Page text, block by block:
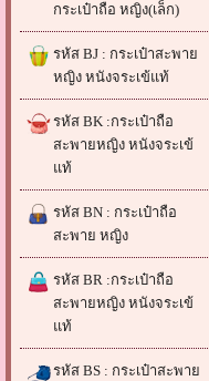
กระเป๋าถือ หญิง(เล็ก)
รหัส BJ : กระเป๋าสะพาย
หญิง หนังจระเข้แท้
รหัส BK :กระเป๋าถือ
สะพายหญิง หนังจระเข้
แท้
รหัส BN : กระเป๋าถือ
สะพาย หญิง
รหัส BR :กระเป๋าถือ
สะพายหญิง หนังจระเข้
แท้
รหัส BS : กระเป๋าสะพาย